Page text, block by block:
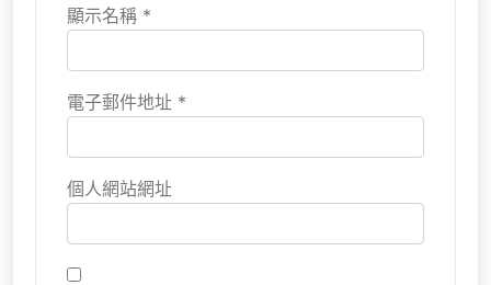
顯示名稱 *
電子郵件地址 *
個人網站網址